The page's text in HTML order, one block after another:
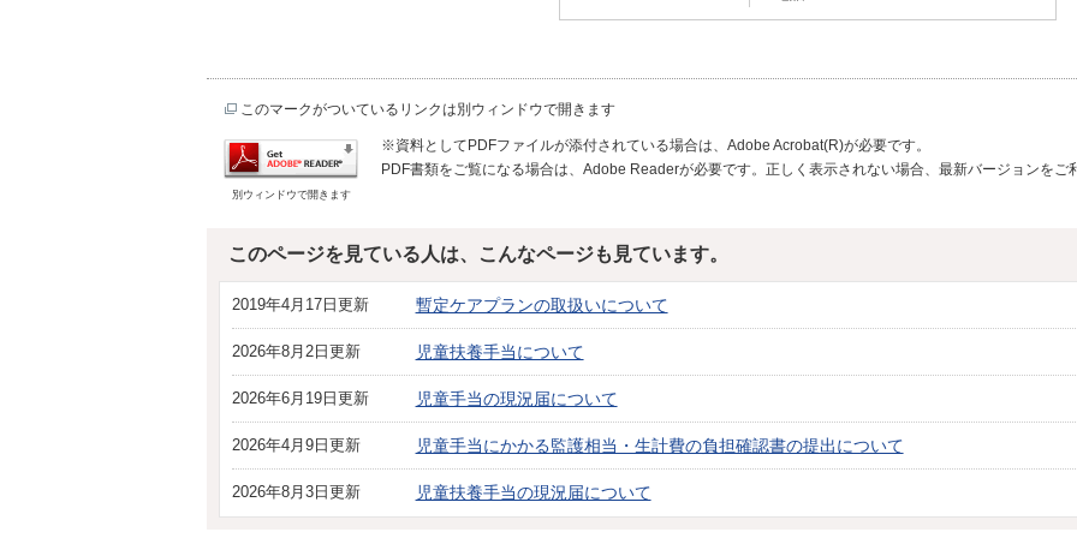
このマークがついているリンクは別ウィンドウで開きます
別ウィンドウで開きます
※資料としてPDFファイルが添付されている場合は、Adobe Acrobat(R)が必要です。
PDF書類をご覧になる場合は、Adobe Readerが必要です。正しく表示されない場合、最新バージョンをご
このページを見ている人は、こんなページも見ています。
2019年4月17日更新 暫定ケアプランの取扱いについて
2026年8月2日更新 児童扶養手当について
2026年6月19日更新 児童手当の現況届について
2026年4月9日更新 児童手当にかかる監護相当・生計費の負担確認書の提出について
2026年8月3日更新 児童扶養手当の現況届について